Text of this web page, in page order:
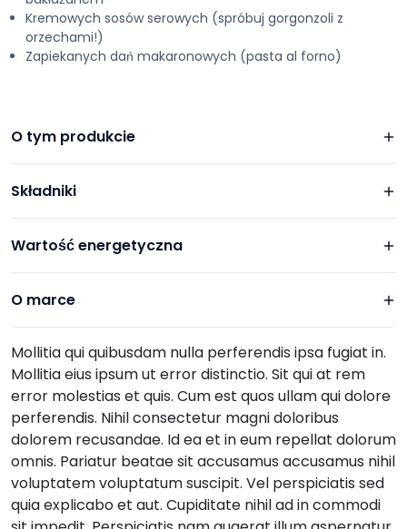
Kremowych sosów serowych (spróbuj gorgonzoli z
orzechami!)
Zapiekanych dań makaronowych (pasta al forno)
O tym produkcie
Składniki
Wartość energetyczna
O marce
Mollitia qui quibusdam nulla perferendis ipsa fugiat in.
Mollitia eius ipsum ut error distinctio. Sit qui at rem
error molestias et quis. Cum est quos ullam qui dolore
perferendis. Nihil consectetur magni doloribus
dolorem recusandae. Id ea et in eum repellat dolorum
omnis. Pariatur beatae sit accusamus accusamus nihil
voluptatem voluptatum suscipit. Vel perspiciatis sed
quia explicabo et aut. Cupiditate nihil ad in commodi